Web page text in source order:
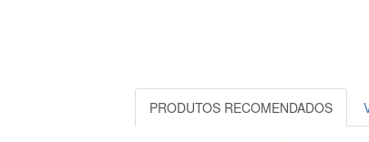
PRODUTOS RECOMENDADOS